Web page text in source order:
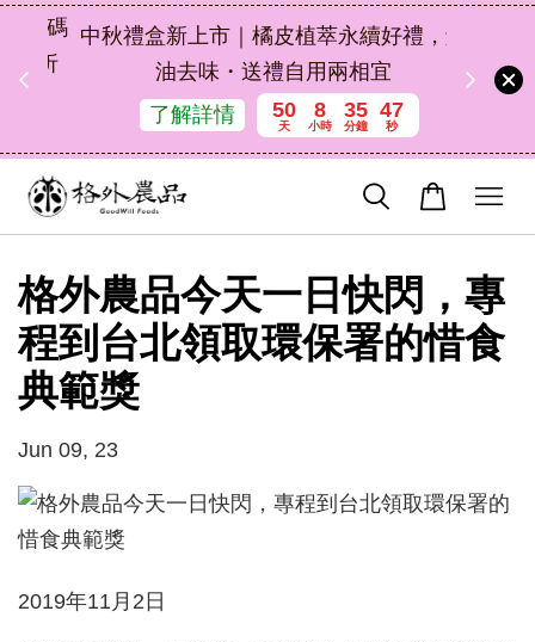
中秋禮盒新上市｜橘皮植萃永續好禮，解
油去味・送禮自用兩相宜
了解詳情
8
小時
35
分鐘
47
秒
格外農品今天一日快閃，專
程到台北領取環保署的惜食
典範獎
Jun 09, 23
2019年11月2日